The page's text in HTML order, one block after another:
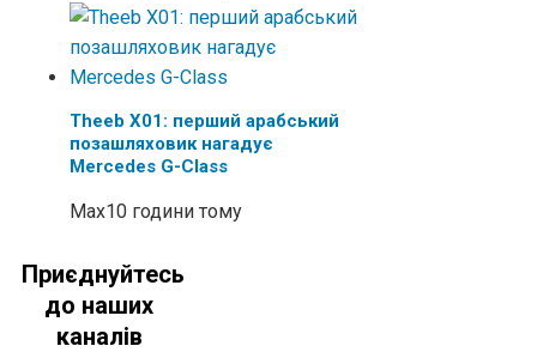
Theeb X01: перший арабський
позашляховик нагадує
Mercedes G-Class
Max10 години тому
Приєднуйтесь
до наших
каналів